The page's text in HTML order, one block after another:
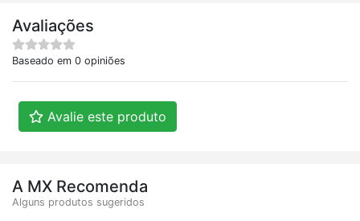
Avaliações
Baseado em 0 opiniões
Avalie este produto
A MX Recomenda
Alguns produtos sugeridos